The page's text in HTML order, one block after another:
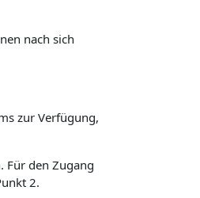
nach sich
zur Verfügung,
Für den Zugang
2.